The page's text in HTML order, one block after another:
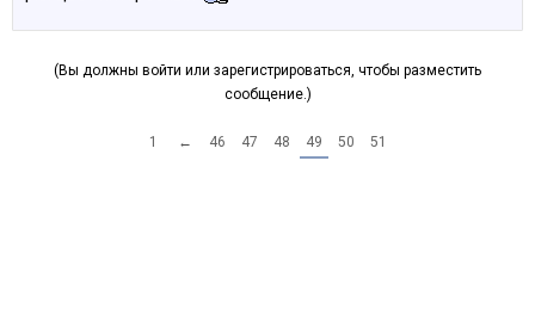
(Вы должны войти или зарегистрироваться, чтобы разместить
сообщение.)
1 ← 46 47 48 49 50 51